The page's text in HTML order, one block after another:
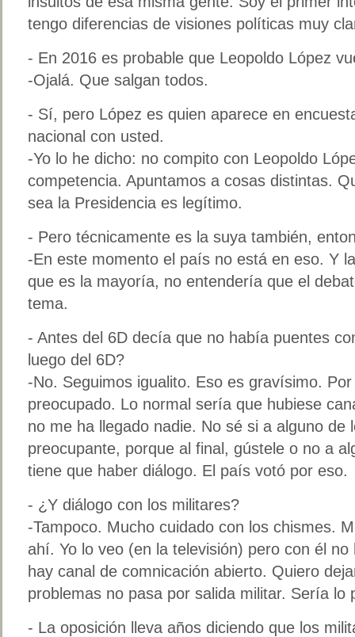
tengo diferencias de visiones políticas muy
- En 2016 es probable que Leopoldo López
-Ojalá. Que salgan todos.
- Sí, pero López es quien aparece en
nacional con usted.
-Yo lo he dicho: no compito con Leopoldo
competencia. Apuntamos a cosas distintas.
sea la Presidencia es legítimo.
- Pero técnicamente es la suya también,
-En este momento el país no está en eso. Y
que es la mayoría, no entendería que el
tema.
- Antes del 6D decía que no había puentes
luego del 6D?
-No. Seguimos igualito. Eso es gravísimo.
preocupado. Lo normal sería que hubiese
no me ha llegado nadie. No sé si a alguno de
preocupante, porque al final, gústele o no a
tiene que haber diálogo. El país votó por eso.
- ¿Y diálogo con los militares?
-Tampoco. Mucho cuidado con los chismes.
ahí. Yo lo veo (en la televisión) pero con él
hay canal de comnicación abierto. Quiero
problemas no pasa por salida militar. Sería lo
- La oposición lleva años diciendo que los